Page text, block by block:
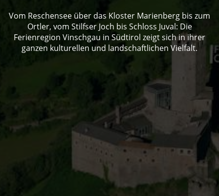
Vom Reschensee über das Kloster Marienberg bis zum
Ortler, vom Stilfser Joch bis Schloss Juval: Die
Ferienregion Vinschgau in Südtirol zeigt sich in ihrer
ganzen kulturellen und landschaftlichen Vielfalt.